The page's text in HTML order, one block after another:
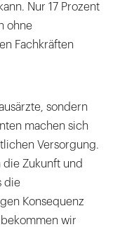
Nur 17 Prozent
ohne
Fachkräften
sondern
machen sich
Versorgung.
Zukunft und
die
Konsequenz
wir